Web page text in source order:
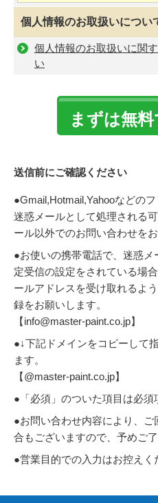
個人情報のお取扱いについ
個人情報のお取扱いに関
い
送信前にご確認ください
●Gmail,Hotmail,Yahooなどの
迷惑メールとして処理される
ール以外でのお問い合わせをお
●お使いの携帯電話で、迷惑
定受信の設定をされている場
ールアドレスを受け取れるよ
録をお願いします。
【info@master-paint.co.jp】
●↓下記ドメインをコピーして
ます。
【@master-paint.co.jp】
●「必須」のついた項目は必須
●お問い合わせ内容により、
合もございますので、予めご了
●営業目的での入力はお控えく